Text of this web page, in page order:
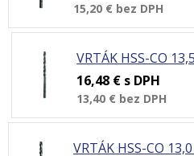
15,20 € bez DPH
VRTÁK HSS-CO
16,48 € s DPH
13,40 € bez DPH
VRTÁK HSS-CO